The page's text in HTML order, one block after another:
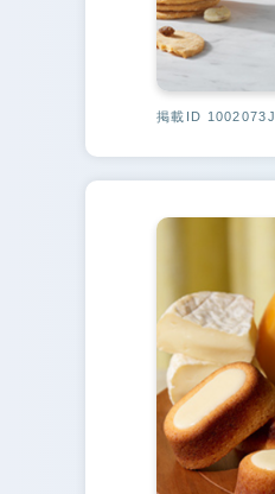
掲載ID 1002073J